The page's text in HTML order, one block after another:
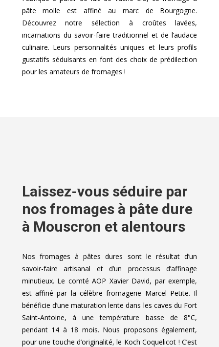
pâte molle est affiné au marc de Bourgogne.
Découvrez notre sélection à croûtes lavées,
incarnations du savoir-faire traditionnel et de l’audace
culinaire. Leurs personnalités uniques et leurs profils
gustatifs séduisants en font des choix de prédilection
pour les amateurs de fromages !
Laissez-vous séduire par
nos fromages à pâte dure
à Mouscron et alentours
Nos fromages à pâtes dures sont le résultat d’un
savoir-faire artisanal et d’un processus d’affinage
minutieux. Le comté AOP Xavier David, par exemple,
est affiné par la célèbre fromagerie Marcel Petite. Il
bénéficie d’une maturation lente dans les caves du Fort
Saint-Antoine, à une température basse de 8°C,
pendant 14 à 18 mois. Nous proposons également,
pour une touche d’originalité, le Koch Coquelicot ! C’est